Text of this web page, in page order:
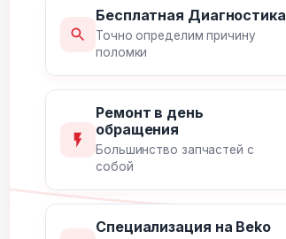
Бесплатная Диагностика
Точно определим причину
поломки
Ремонт в день
обращения
Большинство запчастей с
собой
Специализация на Beko